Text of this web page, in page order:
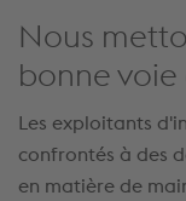
Nous
bonne voie
Les exploitants
confrontés à des
en matière de